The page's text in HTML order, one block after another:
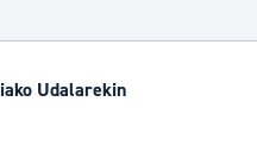
Udalarekin